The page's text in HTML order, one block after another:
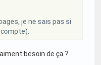
je ne sais pas si
besoin de ça ?